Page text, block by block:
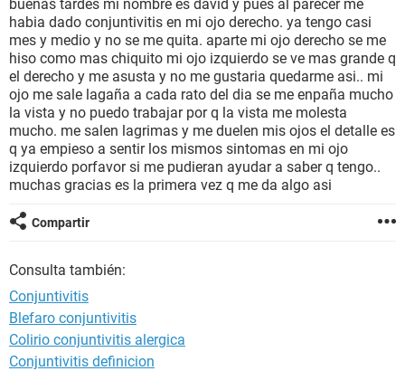
SEXUALIDAD
GLOSARIO
buenas tardes mi nombre es david y pues al parecer me
habia dado conjuntivitis en mi ojo derecho. ya tengo casi
mes y medio y no se me quita. aparte mi ojo derecho se me
hiso como mas chiquito mi ojo izquierdo se ve mas grande q
el derecho y me asusta y no me gustaria quedarme asi.. mi
ojo me sale lagaña a cada rato del dia se me enpaña mucho
la vista y no puedo trabajar por q la vista me molesta
mucho. me salen lagrimas y me duelen mis ojos el detalle es
q ya empieso a sentir los mismos sintomas en mi ojo
izquierdo porfavor si me pudieran ayudar a saber q tengo..
muchas gracias es la primera vez q me da algo asi
Compartir
Consulta también:
Conjuntivitis
Blefaro conjuntivitis
Colirio conjuntivitis alergica
Conjuntivitis definicion